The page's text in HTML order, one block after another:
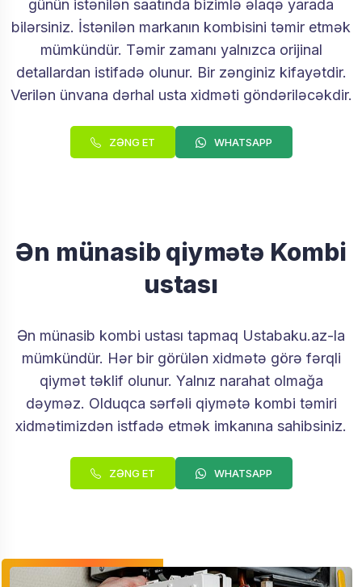
günün istənilən saatında bizimlə əlaqə yarada
bilərsiniz. İstənilən markanın kombisini təmir etmək
mümkündür. Təmir zamanı yalnızca orijinal
detallardan istifadə olunur. Bir zənginiz kifayətdir.
Verilən ünvana dərhal usta xidməti göndəriləcəkdir.
ZƏNG ET WHATSAPP
Ən münasib qiymətə Kombi
ustası
Ən münasib kombi ustası tapmaq Ustabaku.az-la
mümkündür. Hər bir görülən xidmətə görə fərqli
qiymət təklif olunur. Yalnız narahat olmağa
dəyməz. Olduqca sərfəli qiymətə kombi təmiri
xidmətimizdən istfadə etmək imkanına sahibsiniz.
ZƏNG ET WHATSAPP